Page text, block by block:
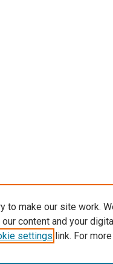
to make our site work.
content and your
settings link. For